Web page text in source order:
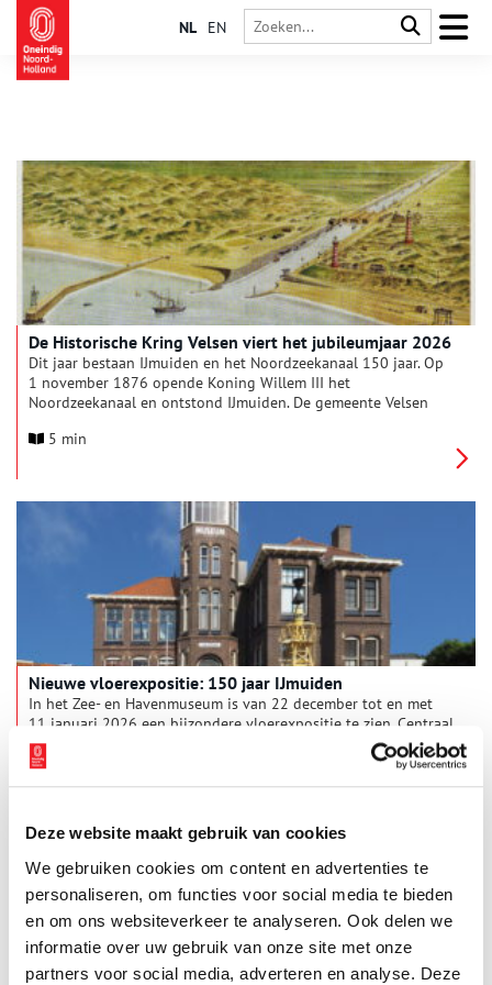
Deze website maakt gebruik van cookies
We gebruiken cookies om content en advertenties te
personaliseren, om functies voor social media te bieden
en om ons websiteverkeer te analyseren. Ook delen we
informatie over uw gebruik van onze site met onze
partners voor social media, adverteren en analyse. Deze
NL EN
De Historische Kring Velsen viert het jubileumjaar 2026
Dit jaar bestaan IJmuiden en het Noordzeekanaal 150 jaar. Op
1 november 1876 opende Koning Willem III het
Noordzeekanaal en ontstond IJmuiden. De gemeente Velsen
projecten in te dienen die bijdragen aan de viering van dit
aangedragen scoorden goed bij de commissie die de subsidie
mocht toekennen. Het wordt een druk programma voor het
bestuur en een aantal enthousiaste vrijwilligers van de
5 min
Nieuwe vloerexpositie: 150 jaar IJmuiden
In het Zee- en Havenmuseum is van 22 december tot en met
11 januari 2026 een bijzondere vloerexpositie te zien. Centraal
ligt een grote luchtfoto van IJmuiden, waarop bezoekers hun
eigen straat of wijk kunnen terugvinden. De expositie,
aangevuld met historische informatieborden, vormt een
Noordzeekanaal 150 jaar bestaan.